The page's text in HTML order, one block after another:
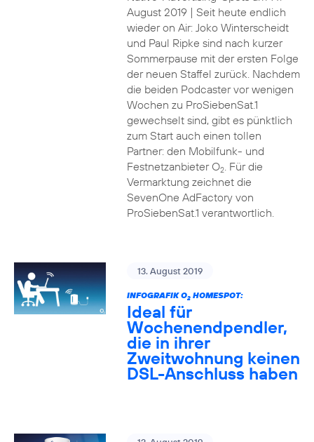
August 2019 | Seit heute endlich
wieder on Air: Joko Winterscheidt
und Paul Ripke sind nach kurzer
Sommerpause mit der ersten Folge
der neuen Staffel zurück. Nachdem
die beiden Podcaster vor wenigen
Wochen zu ProSiebenSat.1
gewechselt sind, gibt es pünktlich
zum Start auch einen tollen
Partner: den Mobilfunk- und
Festnetzanbieter O2. Für die
Vermarktung zeichnet die
SevenOne AdFactory von
ProSiebenSat.1 verantwortlich.
13. August 2019
INFOGRAFIK O2HOMESPOT:
Ideal für
Wochenendpendler,
die in ihrer
Zweitwohnung keinen
DSL-Anschluss haben